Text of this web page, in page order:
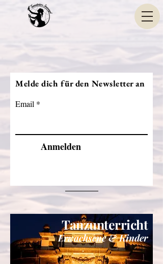
Melde dich für den Newsletter an
Email
Anmelden
Tanzunterricht
Erwachsene & Kinder